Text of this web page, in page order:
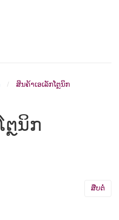
ສິນຄ້າເອເລັກໂຕຼນິກ
ຕຼນິກ
ສືບຕໍ່